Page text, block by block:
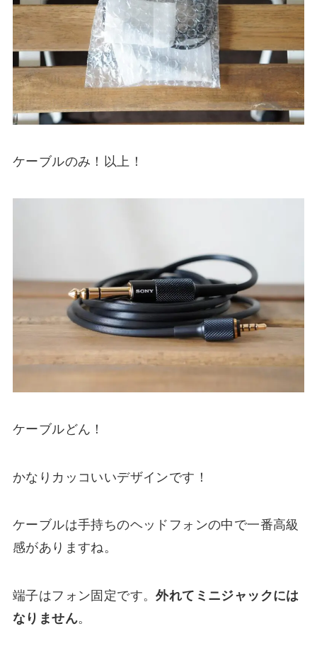
ケーブルのみ！以上！
ケーブルどん！
かなりカッコいいデザインです！
ケーブルは手持ちのヘッドフォンの中で一番高級
感がありますね。
端子はフォン固定です。外れてミニジャックには
なりません。